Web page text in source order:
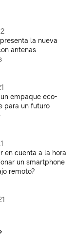
la nueva
antenas
empaque eco-
para un futuro
en cuenta a la hora
un smartphone
remoto?